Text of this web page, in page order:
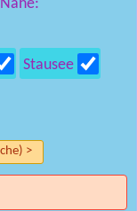
Stausee
>